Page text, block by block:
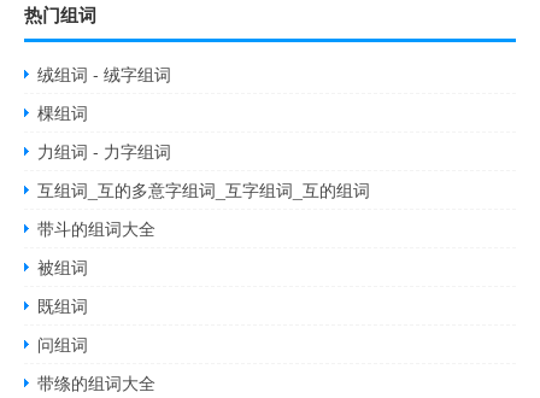
热门组词
绒组词 - 绒字组词
棵组词
力组词 - 力字组词
互组词_互的多意字组词_互字组词_互的组词
带斗的组词大全
被组词
既组词
问组词
带绦的组词大全